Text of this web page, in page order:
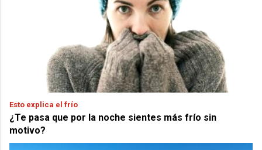
Esto explica el frío
¿Te pasa que por la noche sientes más frío sin
motivo?